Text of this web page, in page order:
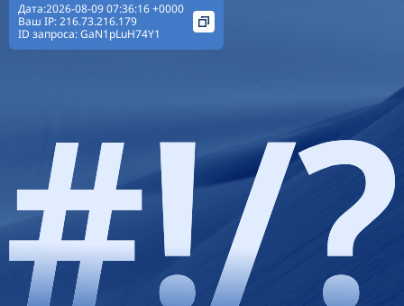
Дата:2026-08-09 07:36:16 +0000
Ваш IP:216.73.216.179
ID запроса:GaN1pLuH74Y1